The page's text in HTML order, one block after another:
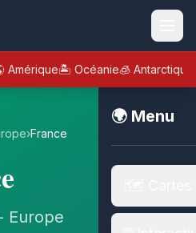
Amérique🏝️ Océanie🧊 Antarctique
🌍 Menu
›France
Europe